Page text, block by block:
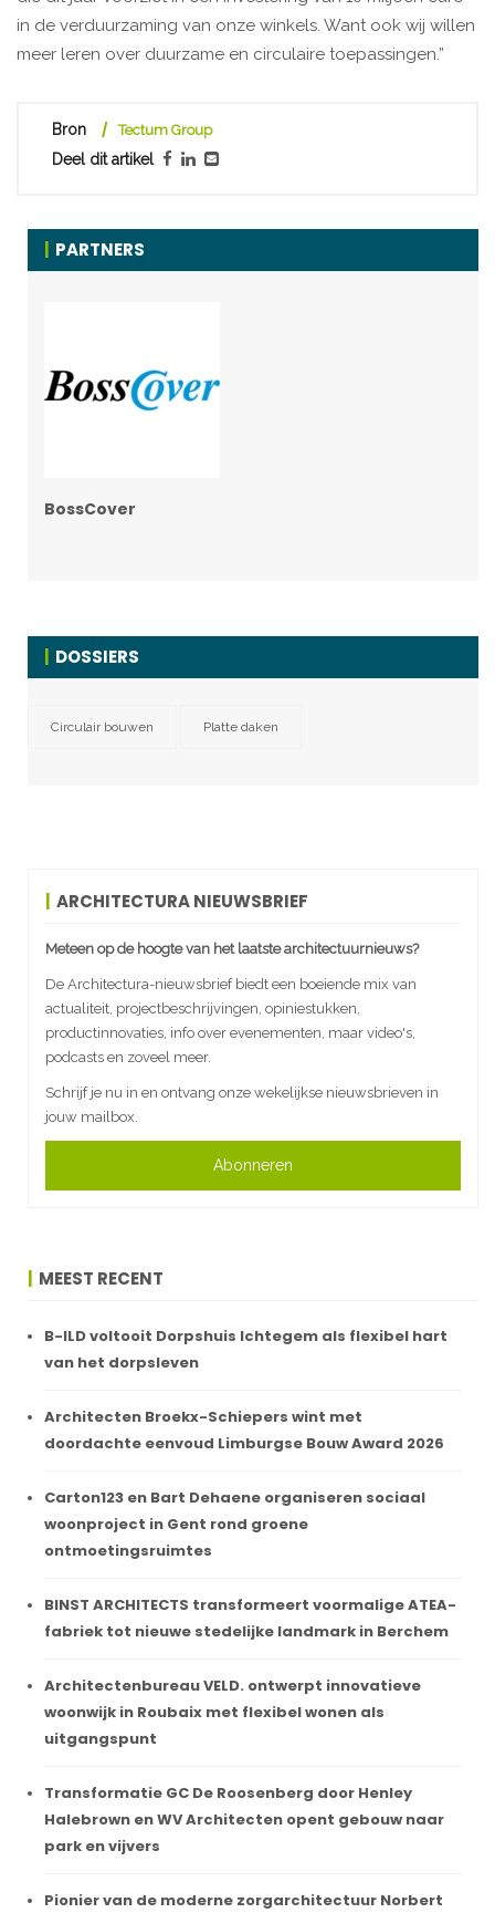
in de verduurzaming van onze winkels. Want ook wij willen
meer leren over duurzame en circulaire toepassingen.”
Bron Tectum Group
Deel dit artikel
PARTNERS
BossCover
DOSSIERS
Circulair bouwen Platte daken
ARCHITECTURA NIEUWSBRIEF
Meteen op de hoogte van het laatste architectuurnieuws?
De Architectura-nieuwsbrief biedt een boeiende mix van
actualiteit, projectbeschrijvingen, opiniestukken,
productinnovaties, info over evenementen, maar video's,
podcasts en zoveel meer.
Schrijf je nu in en ontvang onze wekelijkse nieuwsbrieven in
jouw mailbox.
Abonneren
MEEST RECENT
B-ILD voltooit Dorpshuis Ichtegem als flexibel hart
van het dorpsleven
Architecten Broekx-Schiepers wint met
doordachte eenvoud Limburgse Bouw Award 2026
Carton123 en Bart Dehaene organiseren sociaal
woonproject in Gent rond groene
ontmoetingsruimtes
BINST ARCHITECTS transformeert voormalige ATEA-
fabriek tot nieuwe stedelijke landmark in Berchem
Architectenbureau VELD. ontwerpt innovatieve
woonwijk in Roubaix met flexibel wonen als
uitgangspunt
Transformatie GC De Roosenberg door Henley
Halebrown en WV Architecten opent gebouw naar
park en vijvers
Pionier van de moderne zorgarchitectuur Norbert